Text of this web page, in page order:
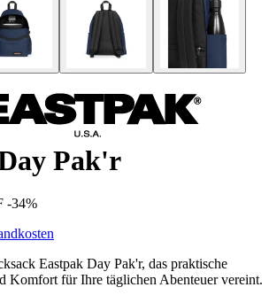
Pak'r
-34%
Eastpak Day Pak'r, das praktische
Komfort für Ihre täglichen Abenteuer vereint.